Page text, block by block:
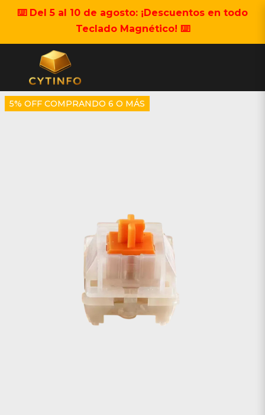
⌨️ Del 5 al 10 de agosto: ¡Descuentos en todo
Teclado Magnético! ⌨️
5% OFF COMPRANDO 6 O MÁS